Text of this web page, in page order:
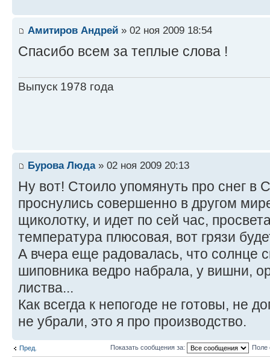
Амитиров Андрей » 02 ноя 2009 18:54
Спасибо всем за теплые слова !
Выпуск 1978 года
Бурова Люда» 02 ноя 2009 20:13
Ну вот! Стоило упомянуть про снег в
проснулись совершенно в другом
щиколотку, и идет по сей час,
температура плюсовая, вот грязи
А вчера еще радовалась, что солнце
шиповника ведро набрала, у вишни,
листва...
Как всегда к непогоде не готовы, не
не убрали, это я про производство.
Пред. Показать сообщения за: Поле